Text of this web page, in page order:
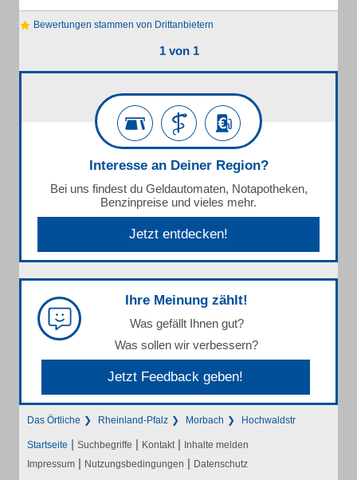
Bewertungen stammen von Drittanbietern
1 von 1
Interesse an Deiner Region?
Bei uns findest du Geldautomaten, Notapotheken,
Benzinpreise und vieles mehr.
Jetzt entdecken!
Ihre Meinung zählt!
Was gefällt Ihnen gut?
Was sollen wir verbessern?
Jetzt Feedback geben!
Das Örtliche Rheinland-Pfalz Morbach Hochwaldstr
Startseite | Suchbegriffe | Kontakt | Inhalte melden
Impressum | Nutzungsbedingungen | Datenschutz